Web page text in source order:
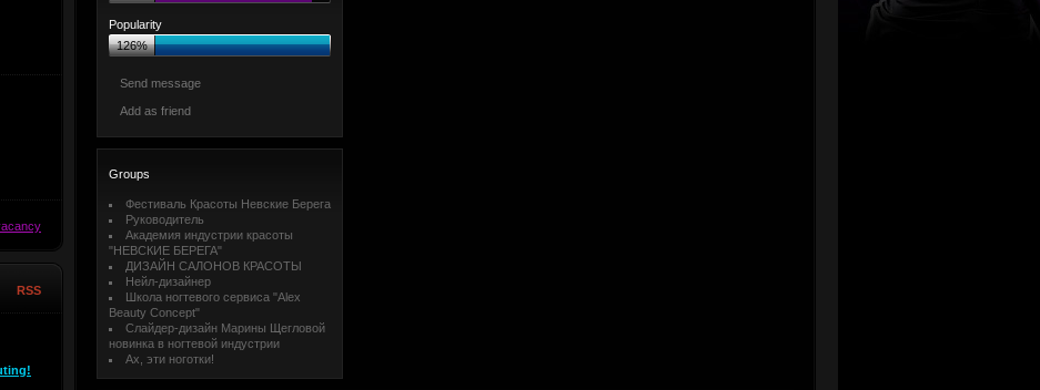
RSS
Popularity
126%
Send message
Add as friend
Groups
Фестиваль Красоты Невские Берега
Руководитель
Академия индустрии красоты
"НЕВСКИЕ БЕРЕГА"
ДИЗАЙН САЛОНОВ КРАСОТЫ
Нейл-дизайнер
Школа ногтевого сервиса "Alex
Beauty Concept"
Слайдер-дизайн Марины Щегловой
новинка в ногтевой индустрии
Ах, эти ноготки!